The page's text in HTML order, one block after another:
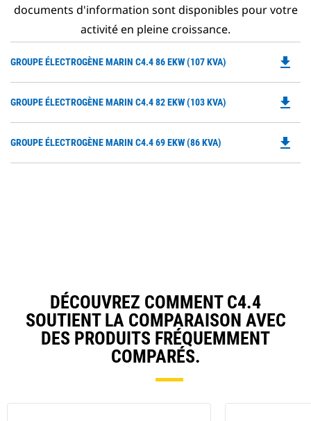
documents d'information sont disponibles pour votre
activité en pleine croissance.
GROUPE ÉLECTROGÈNE MARIN C4.4 86 EKW (107 KVA)
a
file_download
GROUPE ÉLECTROGÈNE MARIN C4.4 82 EKW (103 KVA)
a
file_download
GROUPE ÉLECTROGÈNE MARIN C4.4 69 EKW (86 KVA) file_download
DÉCOUVREZ COMMENT C4.4
SOUTIENT LA COMPARAISON AVEC
DES PRODUITS FRÉQUEMMENT
COMPARÉS.